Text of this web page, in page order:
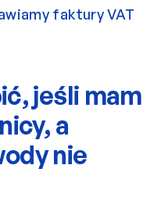
faktury VAT
jeśli mam
a
nie